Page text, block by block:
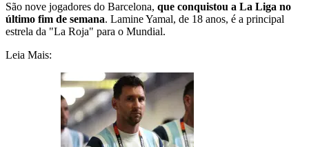
São nove jogadores do Barcelona, que conquistou a La Liga no
último fim de semana. Lamine Yamal, de 18 anos, é a principal
estrela da "La Roja" para o Mundial.
Leia Mais: